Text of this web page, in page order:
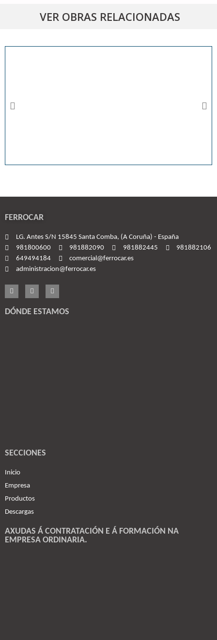
VER OBRAS RELACIONADAS
FERROCAR
LG. Antes S/N 15845 Santa Comba, (A Coruña) - España
981800600
981882090 981882445
981882106
649494184
comercial@ferrocar.es
administracion@ferrocar.es
DÓNDE ESTAMOS
SECCIONES
Inicio
Empresa
Productos
Descargas
AXUDAS Á CONTRATACIÓN E Á FORMACIÓN NA
EMPRESA ORDINARIA.